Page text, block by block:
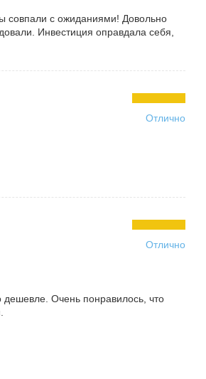
совпали с ожиданиями! Довольно
Инвестиция оправдала себя,
Отлично
Отлично
дешевле. Очень понравилось, что